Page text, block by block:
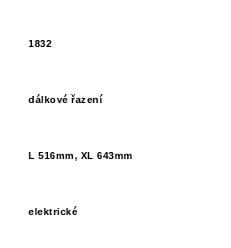
1832
dálkové řazení
L 516mm, XL 643mm
elektrické